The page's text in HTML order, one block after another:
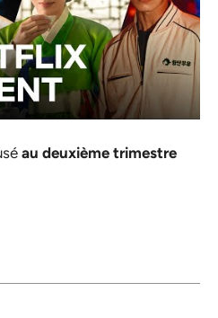
au deuxième trimestre